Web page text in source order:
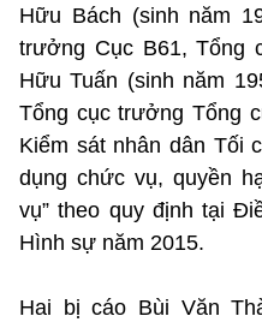
Hữu Bách (sinh năm
trưởng Cục B61, Tổng
Hữu Tuấn (sinh năm
Tổng cục trưởng Tổng
Kiểm sát nhân dân Tối
dụng chức vụ, quyền
vụ” theo quy định tại
Hình sự năm 2015.
Hai bị cáo Bùi Văn